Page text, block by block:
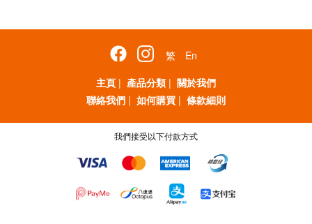
繁
En
主頁 | 產品分類 | 關於我們
聯絡我們 | 如何購買 | 條款細則
我們接受以下付款方式